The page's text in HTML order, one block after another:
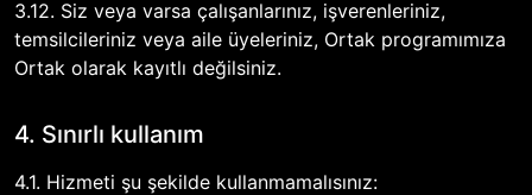
3.12. Siz veya varsa çalışanlarınız, işverenleriniz,
temsilcileriniz veya aile üyeleriniz, Ortak programımıza
Ortak olarak kayıtlı değilsiniz.
4. Sınırlı kullanım
4.1. Hizmeti şu şekilde kullanmamalısınız: